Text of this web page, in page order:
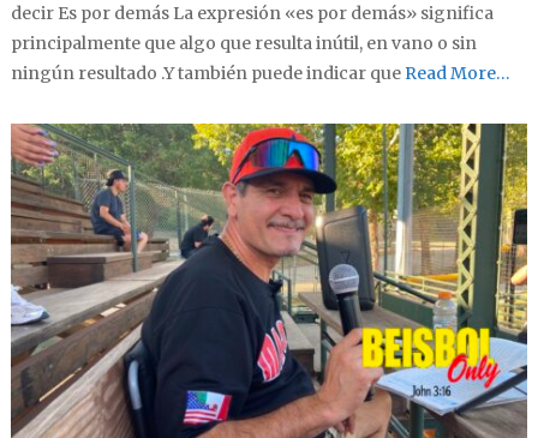
decir Es por demás La expresión «es por demás» significa
principalmente que algo que resulta inútil, en vano o sin
ningún resultado .Y también puede indicar queRead More…